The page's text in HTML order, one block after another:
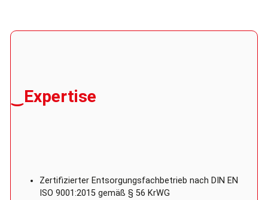
‿Expertise
Zertifizierter Entsorgungsfachbetrieb nach DIN EN
ISO 9001:2015 gemäß § 56 KrWG